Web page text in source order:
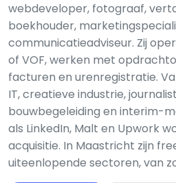
webdeveloper, fotograaf,
boekhouder,
communicatieadviseur. Zij
of VOF, werken met
facturen en urenregistratie.
IT, creatieve industrie,
bouwbegeleiding en interim-
als LinkedIn, Malt en Upwork
acquisitie. In Maastricht zijn
uiteenlopende sectoren, van